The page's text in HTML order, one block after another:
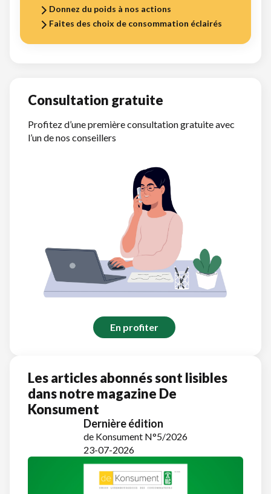
Donnez du poids à nos actions
Faites des choix de consommation éclairés
Consultation gratuite
Profitez d’une première consultation gratuite avec
l’un de nos conseillers
En profiter
Les articles abonnés sont lisibles
dans notre magazine De
Konsument
Dernière édition
de Konsument N°5/2026
23-07-2026